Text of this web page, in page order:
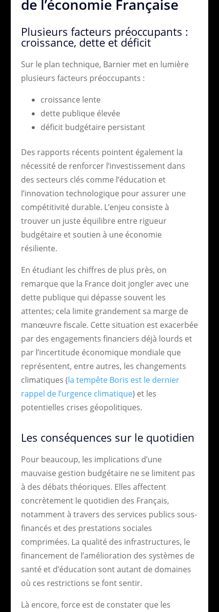
de l’économie Française
Plusieurs facteurs préoccupants :
croissance, dette et déficit
Sur le plan technique, Barnier met en lumière
plusieurs facteurs préoccupants :
croissance lente
dette publique élevée
déficit budgétaire persistant
Des rapports récents pointent également la
nécessité de renforcer l’investissement dans
des secteurs clés comme l’éducation et
l’innovation technologique pour assurer une
compétitivité durable. L’enjeu consiste à
trouver un juste équilibre entre rigueur
budgétaire et soutien à une économie
résiliente.
En étudiant les chiffres de plus près, on
remarque que la France doit jongler avec une
dette publique qui dépasse souvent les
attentes; cela limite grandement sa marge de
manœuvre fiscale. Cette situation est exacerbée
par des engagements financiers déjà lourds et
par l’incertitude économique mondiale que
représentent, entre autres, les changements
climatiques (la tempête Boris est le dernier
rappel de l’urgence climatique) et les
potentielles crises géopolitiques.
Les conséquences sur le quotidien
Pour beaucoup, les implications d’une
mauvaise gestion budgétaire ne se limitent pas
à des débats théoriques. Elles affectent
concrètement le quotidien des Français,
notamment à travers des services publics sous-
financés et des prestations sociales
comprimées. La qualité des infrastructures, le
financement de l’amélioration des systèmes de
santé et d’éducation sont autant de domaines
où ces restrictions se font sentir.
Là encore, force est de constater que les